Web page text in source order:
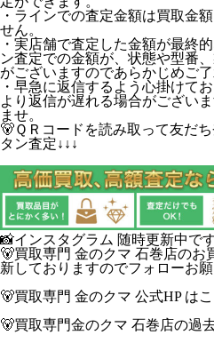
・ラインでの査定金額は買取金
せん。
・実店舗で査定した金額が最終
ン査定での金額が、状態や型番
がございますのであらかじめご了
・早急に返信するよう心掛けて
より返信が遅れる場合がござい
ませ。
🐻ＱＲコードを読み取って友だ
タン査定↓↓↓
📸インスタグラム 随時更新中で
🐻買取専門 金のクマ 石巻店のお
新しておりますのでフォローお
🐻買取専門 金のクマ 公式HP は
🐻買取専門金のクマ 石巻店の過